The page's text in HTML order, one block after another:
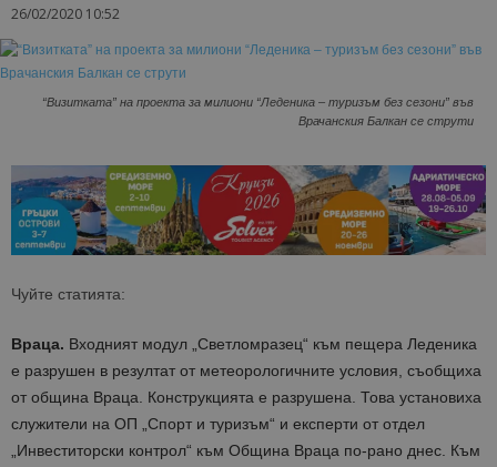
26/02/2020 10:52
“Визитката” на проекта за милиони “Леденика – туризъм без сезони” във
Врачанския Балкан се струти
Чуйте статията:
Враца. Входният модул „Светломразец“ към пещера Леденика
е разрушен в резултат от метеорологичните условия, съобщиха
от община Враца. Конструкцията е разрушена. Това установиха
служители на ОП „Спорт и туризъм“ и експерти от отдел
„Инвеститорски контрол“ към Община Враца по-рано днес. Към